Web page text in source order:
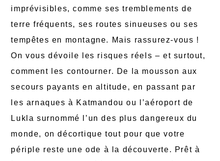
imprévisibles, comme ses tremblements de
terre fréquents, ses routes sinueuses ou ses
tempêtes en montagne. Mais rassurez-vous !
On vous dévoile les risques réels – et surtout,
comment les contourner. De la mousson aux
secours payants en altitude, en passant par
les arnaques à Katmandou ou l’aéroport de
Lukla surnommé l’un des plus dangereux du
monde, on décortique tout pour que votre
périple reste une ode à la découverte. Prêt à